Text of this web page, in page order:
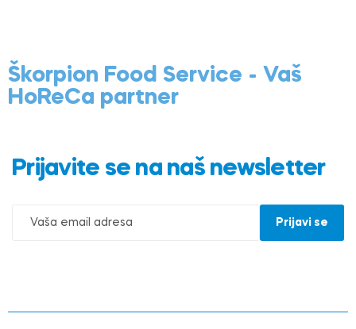
Škorpion Food Service - Vaš
HoReCa partner
Prijavite se na naš newsletter